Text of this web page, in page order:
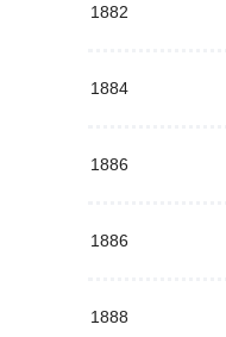
1882
1884
1886
1886
1888